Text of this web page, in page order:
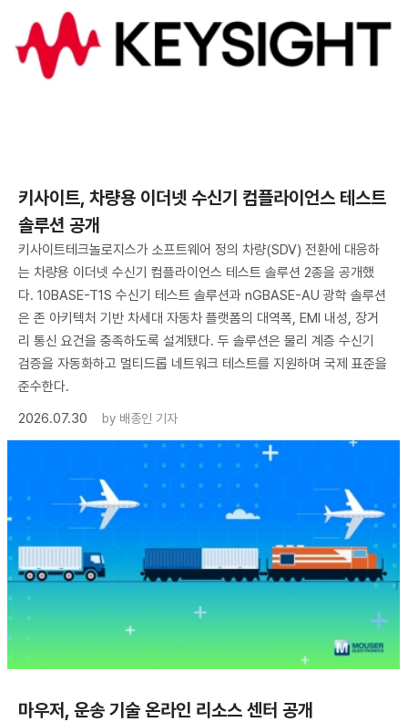
키사이트, 차량용 이더넷 수신기 컴플라이언스 테스트
솔루션 공개
키사이트테크놀로지스가 소프트웨어 정의 차량(SDV) 전환에 대응하
는 차량용 이더넷 수신기 컴플라이언스 테스트 솔루션 2종을 공개했
다. 10BASE-T1S 수신기 테스트 솔루션과 nGBASE-AU 광학 솔루션
은 존 아키텍처 기반 차세대 자동차 플랫폼의 대역폭, EMI 내성, 장거
리 통신 요건을 충족하도록 설계됐다. 두 솔루션은 물리 계층 수신기
검증을 자동화하고 멀티드롭 네트워크 테스트를 지원하며 국제 표준을
준수한다.
2026.07.30
by 배종인 기자
마우저, 운송 기술 온라인 리소스 센터 공개